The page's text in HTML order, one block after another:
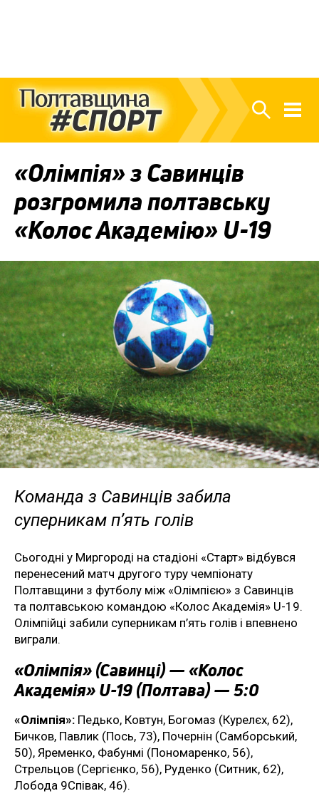
«Олімпія» з Савинців
розгромила полтавську
«Колос Академію» U-19
Команда з Савинців забила
суперникам п’ять голів
Сьогодні у Миргороді на стадіоні «Старт» відбувся
перенесений матч другого туру чемпіонату
Полтавщини з футболу між «Олімпією» з Савинців
та полтавською командою «Колос Академія» U-19.
Олімпійці забили суперникам п’ять голів і впевнено
виграли.
«Олімпія» (Савинці) — «Колос
Академія» U-19 (Полтава) — 5:0
«Олімпія»: Педько, Ковтун, Богомаз (Курелєх, 62),
Бичков, Павлик (Пось, 73), Почернін (Самборський,
50), Яременко, Фабунмі (Пономаренко, 56),
Стрельцов (Сергієнко, 56), Руденко (Ситник, 62),
Лобода 9Співак, 46).